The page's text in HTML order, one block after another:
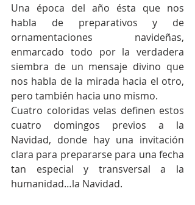
Una época del año ésta que nos
habla de preparativos y de
ornamentaciones navideñas,
enmarcado todo por la verdadera
siembra de un mensaje divino que
nos habla de la mirada hacia el otro,
pero también hacia uno mismo.
Cuatro coloridas velas definen estos
cuatro domingos previos a la
Navidad, donde hay una invitación
clara para prepararse para una fecha
tan especial y transversal a la
humanidad…la Navidad.